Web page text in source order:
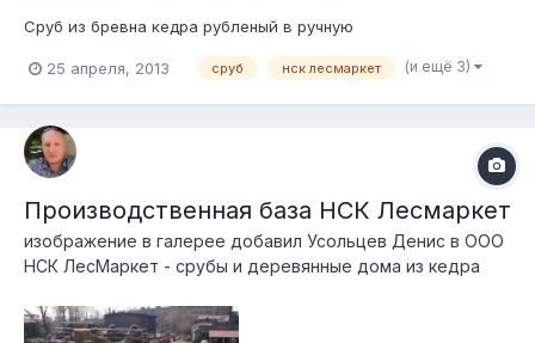
Сруб из бревна кедра рубленый в ручную
25 апреля, 2013 сруб нск лесмаркет (и ещё 3)
Производственная база НСК Лесмаркет
изображение в галерее добавил Усольцев Денис в ООО
НСК ЛесМаркет - срубы и деревянные дома из кедра